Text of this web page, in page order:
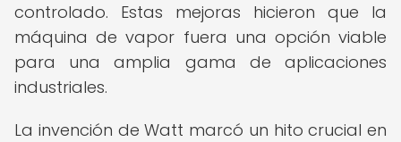
controlado. Estas mejoras hicieron que la
máquina de vapor fuera una opción viable
para una amplia gama de aplicaciones
industriales.
La invención de Watt marcó un hito crucial en